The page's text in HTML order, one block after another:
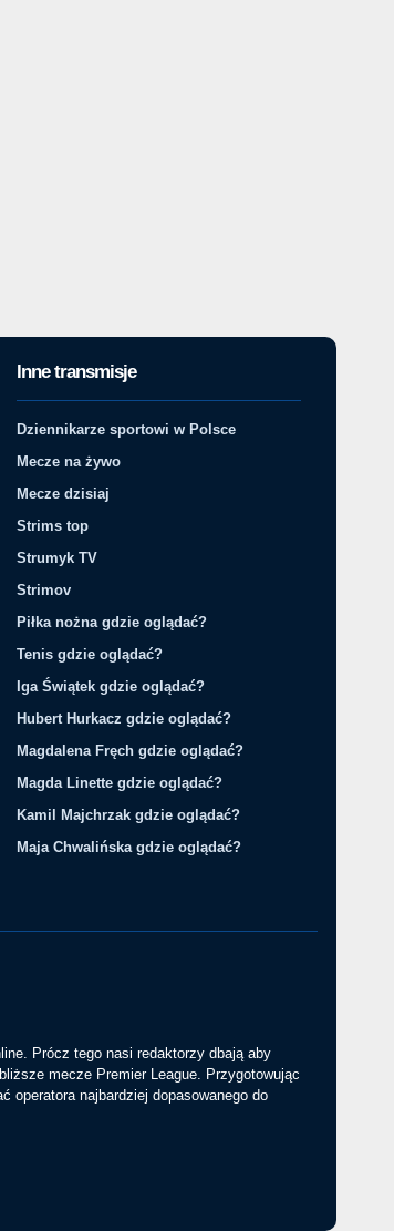
Inne transmisje
Dziennikarze sportowi w Polsce
Mecze na żywo
Mecze dzisiaj
Strims top
Strumyk TV
Strimov
Piłka nożna gdzie oglądać?
Tenis gdzie oglądać?
Iga Świątek gdzie oglądać?
Hubert Hurkacz gdzie oglądać?
Magdalena Fręch gdzie oglądać?
Magda Linette gdzie oglądać?
Kamil Majchrzak gdzie oglądać?
Maja Chwalińska gdzie oglądać?
Prócz tego nasi redaktorzy dbają aby
mecze Premier League. Przygotowując
operatora najbardziej dopasowanego do